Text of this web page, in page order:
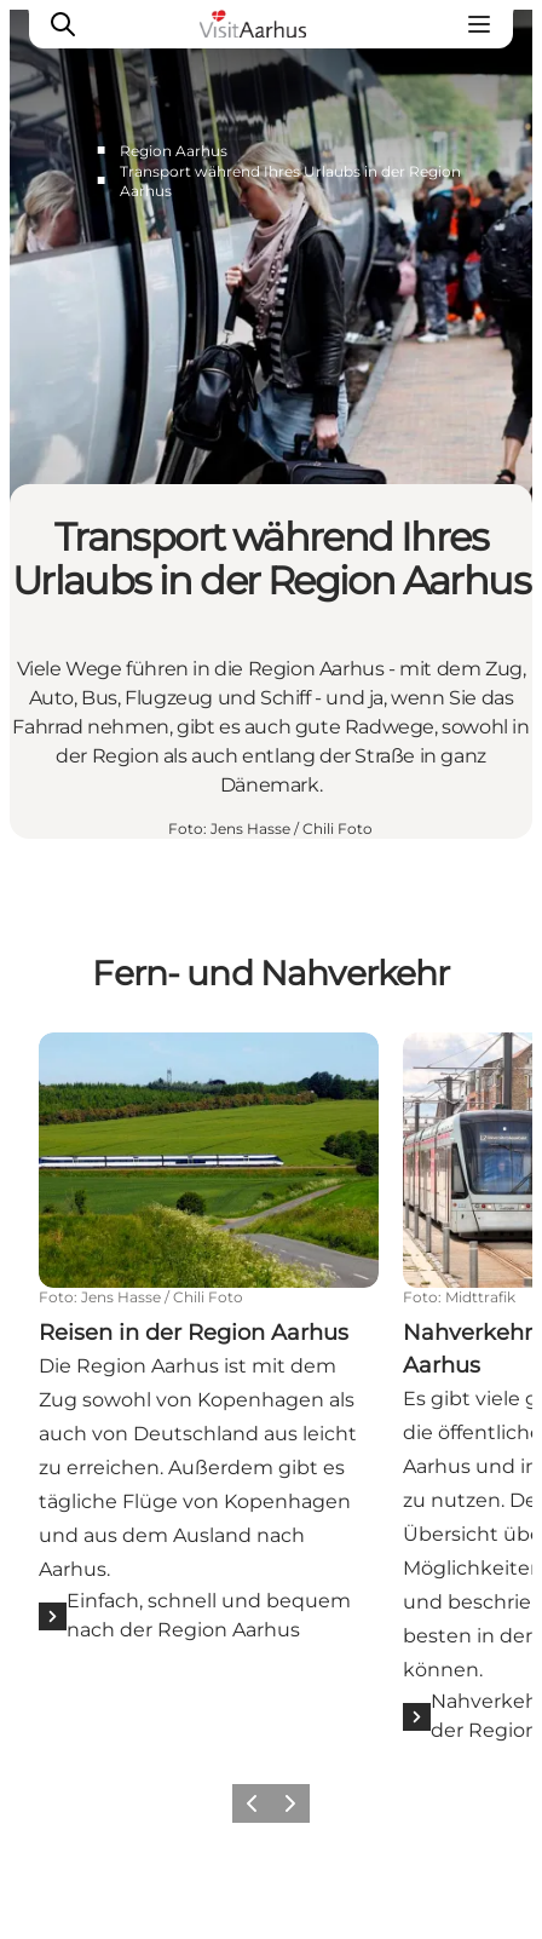
Sehen und erleben
Veranstaltungen
Städte und Regionen
Reiseplanung
■
Region Aarhus
■
Transport während Ihres Urlaubs in der Region
Aarhus
Transport während Ihres
Urlaubs in der Region Aarhus
Viele Wege führen in die Region Aarhus - mit dem Zug,
Auto, Bus, Flugzeug und Schiff - und ja, wenn Sie das
Fahrrad nehmen, gibt es auch gute Radwege, sowohl in
der Region als auch entlang der Straße in ganz
Dänemark.
Foto: Jens Hasse / Chili Foto
Fern- und Nahverkehr
Reisen in der Region Aarhus
Foto: Jens Hasse / Chili Foto
Reisen in der Region Aarhus
Die Region Aarhus ist mit dem
Zug sowohl von Kopenhagen als
auch von Deutschland aus leicht
zu erreichen. Außerdem gibt es
tägliche Flüge von Kopenhagen
und aus dem Ausland nach
Aarhus.
Einfach, schnell und bequem
nach der Region Aarhus
Nahverkehr
Foto: Midttrafik
Nahverkehr
Aarhus
Es gibt viele
die
Aarhus und
zu nutzen.
Übersicht
und
besten in der
können.
der
ZurückWeiter